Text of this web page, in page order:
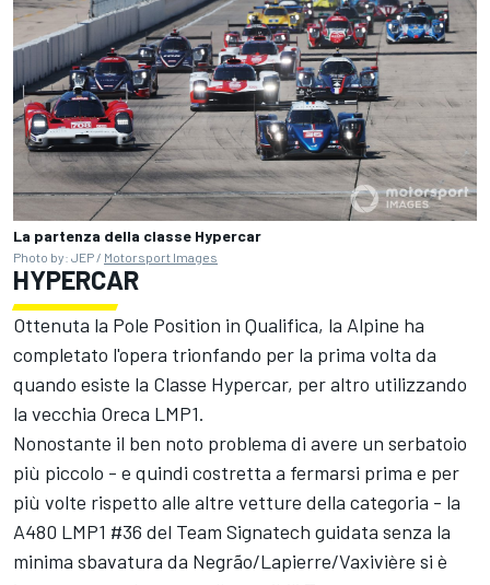
La partenza della classe Hypercar
Photo by: JEP / Motorsport Images
HYPERCAR
Ottenuta la Pole Position in Qualifica, la Alpine ha
completato l'opera trionfando per la prima volta da
quando esiste la Classe Hypercar, per altro utilizzando
la vecchia Oreca LMP1.
Nonostante il ben noto problema di avere un serbatoio
più piccolo - e quindi costretta a fermarsi prima e per
più volte rispetto alle altre vetture della categoria - la
A480 LMP1 #36 del Team Signatech guidata senza la
minima sbavatura da Negrão/Lapierre/Vaxivière si è